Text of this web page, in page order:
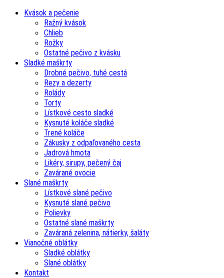
Kvások a pečenie
Ražný kvások
Chlieb
Rožky
Ostatné pečivo z kvásku
Sladké maškrty
Drobné pečivo, tuhé cestá
Rezy a dezerty
Rolády
Torty
Lístkové cesto sladké
Kysnuté koláče sladké
Trené koláče
Zákusky z odpaľovaného cesta
Jadrová hmota
Likéry, sirupy, pečený čaj
Zavárané ovocie
Slané maškrty
Lístkové slané pečivo
Kysnuté slané pečivo
Polievky
Ostatné slané maškrty
Zaváraná zelenina, nátierky, šaláty
Vianočné oblátky
Sladké oblátky
Slané oblátky
Kontakt